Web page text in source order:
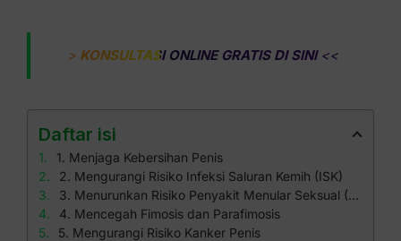
>KONSULTASI ONLINE GRATIS DI SINI<<
Daftar isi
1. Menjaga Kebersihan Penis
2. Mengurangi Risiko Infeksi Saluran Kemih (ISK)
3. Menurunkan Risiko Penyakit Menular Seksual (PMS)
4. Mencegah Fimosis dan Parafimosis
5. Mengurangi Risiko Kanker Penis